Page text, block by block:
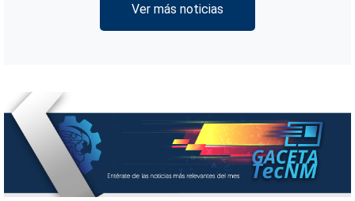
Ver más noticias